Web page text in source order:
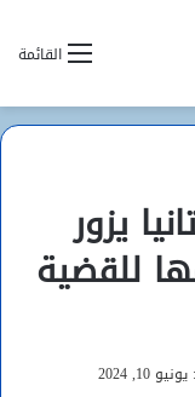
القائمة
يزور
للقضية
10, 2024